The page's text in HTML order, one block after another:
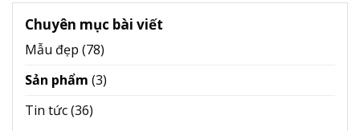
Chuyên mục bài viết
Mẫu đẹp (78)
Sản phẩm (3)
Tin tức(36)